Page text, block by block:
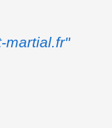
martial.fr"